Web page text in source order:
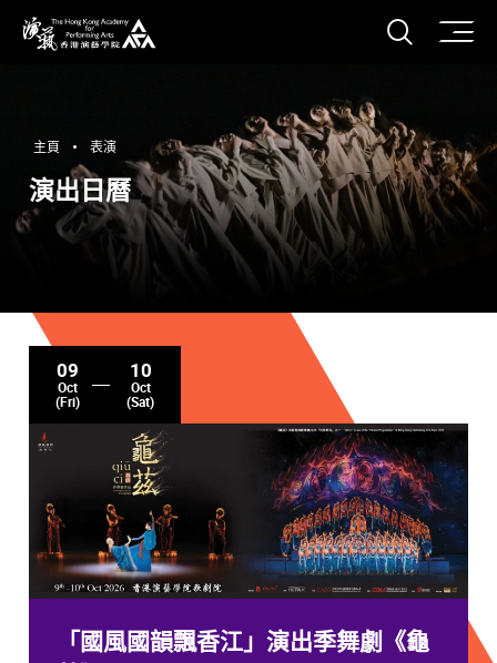
打開
主頁 表演
演出日曆
09
Oct
(Fri)
10
Oct
(Sat)
「國風國韻飄香江」演出季舞劇《龜